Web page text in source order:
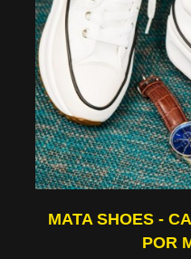
MATA SHOES -
POR